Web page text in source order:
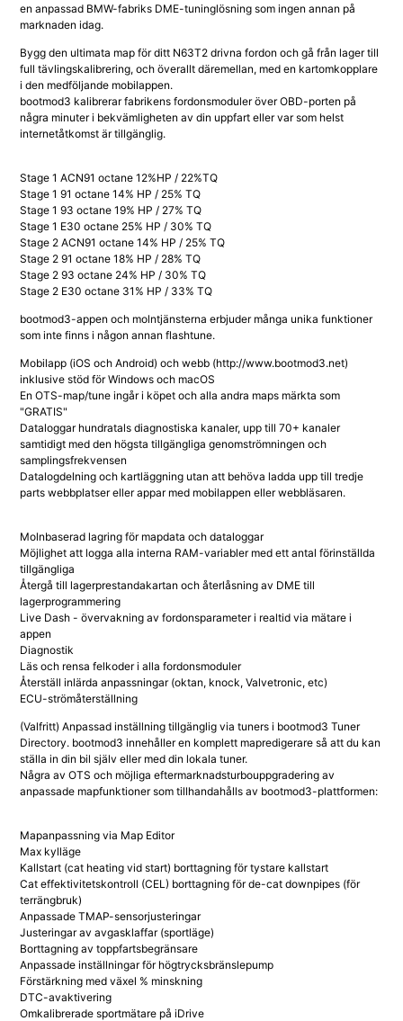
en anpassad BMW-fabriks DME-tuninglösning som ingen annan på
marknaden idag.
Bygg den ultimata map för ditt N63T2 drivna fordon och gå från lager till
full tävlingskalibrering, och överallt däremellan, med en kartomkopplare
i den medföljande mobilappen.
bootmod3 kalibrerar fabrikens fordonsmoduler över OBD-porten på
några minuter i bekvämligheten av din uppfart eller var som helst
internetåtkomst är tillgänglig.
Stage 1 ACN91 octane 12%HP / 22%TQ
Stage 1 91 octane 14% HP / 25% TQ
Stage 1 93 octane 19% HP / 27% TQ
Stage 1 E30 octane 25% HP / 30% TQ
Stage 2 ACN91 octane 14% HP / 25% TQ
Stage 2 91 octane 18% HP / 28% TQ
Stage 2 93 octane 24% HP / 30% TQ
Stage 2 E30 octane 31% HP / 33% TQ
bootmod3-appen och molntjänsterna erbjuder många unika funktioner
som inte finns i någon annan flashtune.
Mobilapp (iOS och Android) och webb (http://www.bootmod3.net)
inklusive stöd för Windows och macOS
En OTS-map/tune ingår i köpet och alla andra maps märkta som
"GRATIS"
Dataloggar hundratals diagnostiska kanaler, upp till 70+ kanaler
samtidigt med den högsta tillgängliga genomströmningen och
samplingsfrekvensen
Datalogdelning och kartläggning utan att behöva ladda upp till tredje
parts webbplatser eller appar med mobilappen eller webbläsaren.
Molnbaserad lagring för mapdata och dataloggar
Möjlighet att logga alla interna RAM-variabler med ett antal förinställda
tillgängliga
Återgå till lagerprestandakartan och återlåsning av DME till
lagerprogrammering
Live Dash - övervakning av fordonsparameter i realtid via mätare i
appen
Diagnostik
Läs och rensa felkoder i alla fordonsmoduler
Återställ inlärda anpassningar (oktan, knock, Valvetronic, etc)
ECU-strömåterställning
(Valfritt) Anpassad inställning tillgänglig via tuners i bootmod3 Tuner
Directory. bootmod3 innehåller en komplett mapredigerare så att du kan
ställa in din bil själv eller med din lokala tuner.
Några av OTS och möjliga eftermarknadsturbouppgradering av
anpassade mapfunktioner som tillhandahålls av bootmod3-plattformen:
Mapanpassning via Map Editor
Max kylläge
Kallstart (cat heating vid start) borttagning för tystare kallstart
Cat effektivitetskontroll (CEL) borttagning för de-cat downpipes (för
terrängbruk)
Anpassade TMAP-sensorjusteringar
Justeringar av avgasklaffar (sportläge)
Borttagning av toppfartsbegränsare
Anpassade inställningar för högtrycksbränslepump
Förstärkning med växel % minskning
DTC-avaktivering
Omkalibrerade sportmätare på iDrive